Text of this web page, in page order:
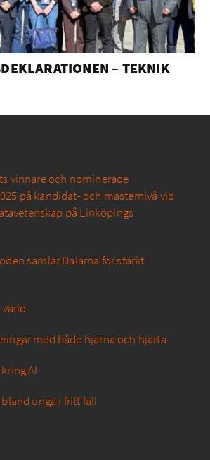
– TEKNIK
vinnare och nominerade
på kandidat- och masternivå vid
på Linköpings
samlar Dalarna för stärkt
med både hjärna och hjärta
AI
unga i fritt fall